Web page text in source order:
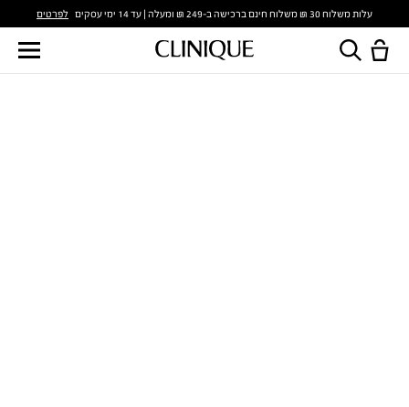
עלות משלוח 30 ₪ משלוח חינם ברכישה ב-249 ₪ ומעלה | עד 14 ימי עסקים לפרטים